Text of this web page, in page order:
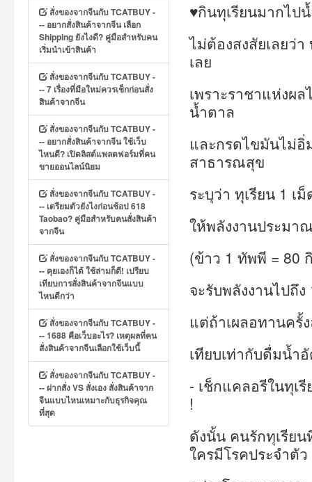
สั่งของจากจีนกับ TCATBUY -
-- อยากสั่งสินค้าจากจีน เลือก
Shipping ยังไงดี? คู่มือสำหรับคน
เริ่มนำเข้าสินค้า
สั่งของจากจีนกับ TCATBUY -
-- 7 เรื่องที่มือใหม่ควรเช็กก่อนสั่ง
สินค้าจากจีน
สั่งของจากจีนกับ TCATBUY -
-- อยากสั่งสินค้าจากจีน ใช้เว็บ
ไหนดี? เปิดลิสต์แพลตฟอร์มที่คน
ขายออนไลน์นิยม
สั่งของจากจีนกับ TCATBUY -
-- เตรียมตัวยังไงก่อนช้อป 618
Taobao? คู่มือสำหรับคนสั่งสินค้า
จากจีน
สั่งของจากจีนกับ TCATBUY -
-- คุยเองก็ได้ ใช้ล่ามก็ดี! เปรียบ
เทียบการสั่งสินค้าจากจีนแบบ
ไหนดีกว่า
สั่งของจากจีนกับ TCATBUY -
-- 1688 คือเว็บอะไร? เหตุผลที่คน
สั่งสินค้าจากจีนเลือกใช้เว็บนี้
สั่งของจากจีนกับ TCATBUY -
-- ฝากสั่ง VS สั่งเอง สั่งสินค้าจาก
จีนแบบไหนเหมาะกับธุรกิจคุณ
ที่สุด
♥กินทุเรียนมากไป
ไม่ต้องสงสัยเลยว่
เลย
เพราะราชาแห่งผ
น้ำตาล
และกรดไขมันไม่
สาธารณสุข
ระบุว่า ทุเรียน 1
ให้พลังงานประมา
(ข้าว 1 ทัพพี = 80
จะรับพลังงานไปถึ
แต่ถ้าเผลอทานครั้
เทียบเท่ากับดื่มน้ำ
- เช็กแคลอรีในทุเ
!
ดังนั้น คนรักทุเรีย
ใครมีโรคประจำตัว